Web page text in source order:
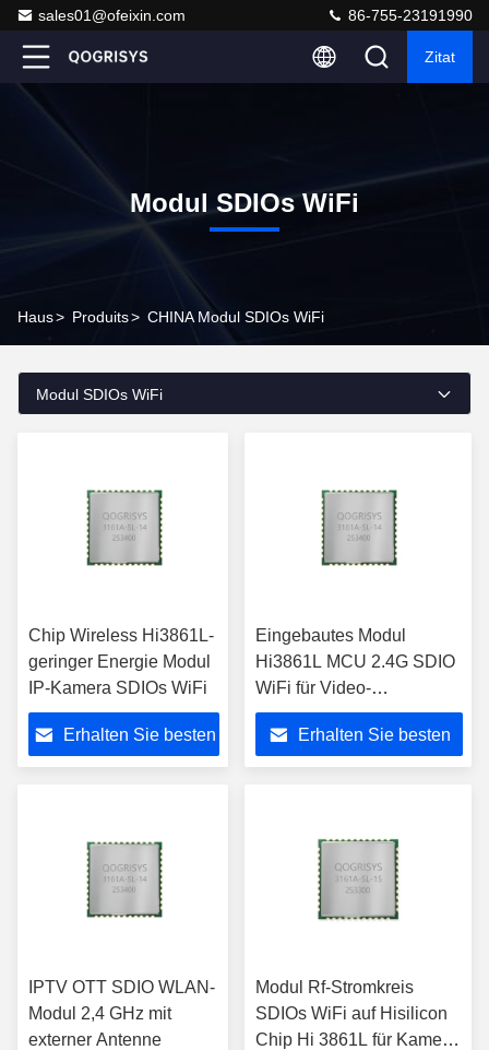
sales01@ofeixin.com 86-755-23191990
Zitat
Modul SDIOs WiFi
Haus> Produits> CHINA Modul SDIOs WiFi
Modul SDIOs WiFi
Chip Wireless Hi3861L-
geringer Energie Modul
IP-Kamera SDIOs WiFi
Erhalten Sie besten
Eingebautes Modul
Hi3861L MCU 2.4G SDIO
WiFi für Video-
Übertragung der geringen
EnergieErhalten Sie besten
IPTV OTT SDIO WLAN-
Modul 2,4 GHz mit
externer Antenne
Modul Rf-Stromkreis
SDIOs WiFi auf Hisilicon
Chip Hi 3861L für Kamera